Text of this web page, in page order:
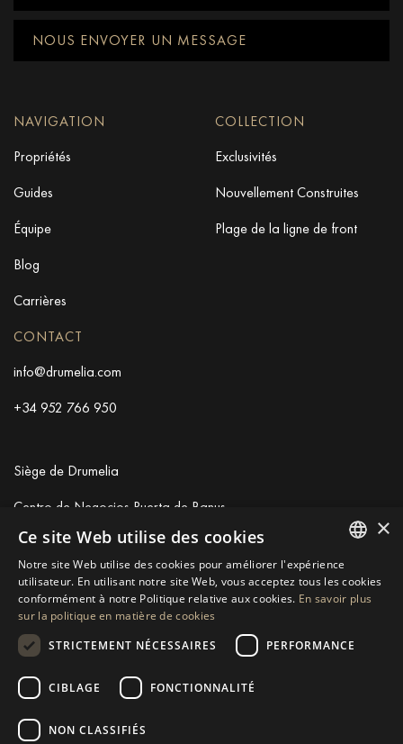
NOUS ENVOYER UN MESSAGE
NAVIGATION
Propriétés
Guides
Équipe
Blog
Carrières
COLLECTION
Exclusivités
Nouvellement Construites
Plage de la ligne de front
CONTACT
info@drumelia.com
+34 952 766 950
Siège de Drumelia
Centro de Negocios Puerta de Banus
Edificio B, Local 11
29660 Marbella
+34 952 766 950
info@drumelia.com
© 2026 Drumelia Real Estate.
de Cookies · Construit par
Linkedin Instagram Youtube
ENGLISH
SPANISH
×
Ce site Web utilise des cookies
Notre site Web utilise des cookies pour améliorer l'expérience
utilisateur. En utilisant notre site Web, vous acceptez tous les cookies
conformément à notre Politique relative aux cookies. En savoir plus
sur la politique en matière de cookies
STRICTEMENT NÉCESSAIRES
PERFORMANCE
CIBLAGE FONCTIONNALITÉ
NON CLASSIFIÉS